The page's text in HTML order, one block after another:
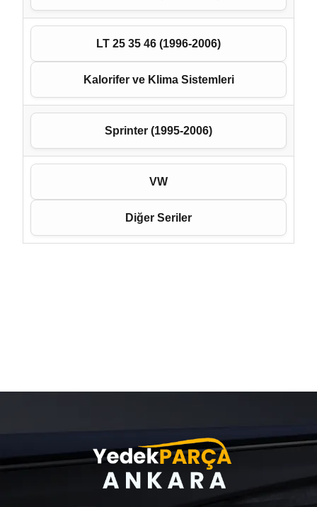
LT 25 35 46 (1996-2006)
Kalorifer ve Klima Sistemleri
Sprinter (1995-2006)
VW
Diğer Seriler